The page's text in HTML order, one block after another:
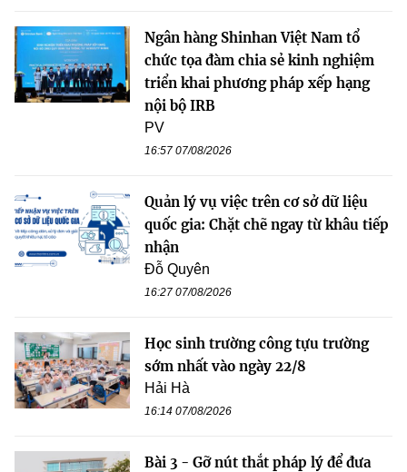
Ngân hàng Shinhan Việt Nam tổ
chức tọa đàm chia sẻ kinh nghiệm
triển khai phương pháp xếp hạng
nội bộ IRB
PV
16:57 07/08/2026
Quản lý vụ việc trên cơ sở dữ liệu
quốc gia: Chặt chẽ ngay từ khâu tiếp
nhận
Đỗ Quyên
16:27 07/08/2026
Học sinh trường công tựu trường
sớm nhất vào ngày 22/8
Hải Hà
16:14 07/08/2026
Bài 3 - Gỡ nút thắt pháp lý để đưa